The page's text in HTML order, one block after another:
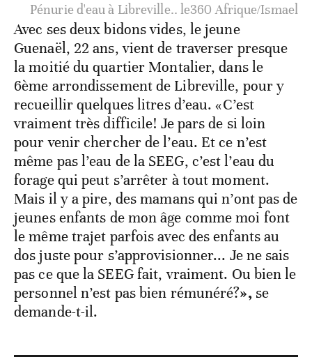
Pénurie d'eau à Libreville.. le360 Afrique/Ismael
Avec ses deux bidons vides, le jeune
Guenaël, 22 ans, vient de traverser presque
la moitié du quartier Montalier, dans le
6ème arrondissement de Libreville, pour y
recueillir quelques litres d’eau. «C’est
vraiment très difficile! Je pars de si loin
pour venir chercher de l’eau. Et ce n’est
même pas l’eau de la SEEG, c’est l’eau du
forage qui peut s’arrêter à tout moment.
Mais il y a pire, des mamans qui n’ont pas de
jeunes enfants de mon âge comme moi font
le même trajet parfois avec des enfants au
dos juste pour s’approvisionner... Je ne sais
pas ce que la SEEG fait, vraiment. Ou bien le
personnel n’est pas bien rémunéré?», se
demande-t-il.